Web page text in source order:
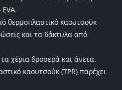
θερμοπλαστικό καουτσούκ
και τα δάκτυλα από
χέρια δροσερά και άνετα.
καουτσούκ (TPR) παρέχει